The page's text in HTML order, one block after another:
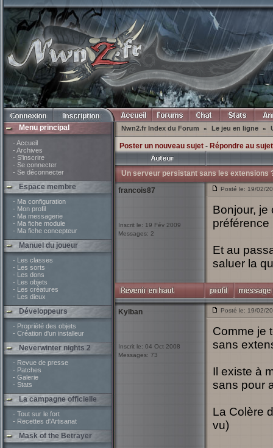
Menu principal
- Accueil
- Archives
- S'inscrire
- Se connecter
- Se déconnecter
Espace membre
- Ma configuration
- Mon profil
- Ma messagerie
- Ma fiche module
- Ma fiche concepteur
Manuel du joueur
- Les classes
- Les sorts
- Les dons
- Les objets
- Les créatures
- Les dieux
Développeurs
- Propriété des objets
- Création d'un installeur
Neverwinter nights 2
- Revue de presse
- Patches
- Galerie
- Stats
La campagne officielle
- Tout sur le fort
- Recettes d'Artisanat
Mask of the Betrayer
Nwn2.fr Index du Forum » Le jeu en ligne »
Poster un nouveau sujet- Répondre au sujet
Un serveur persistant sans les extensions
francois87
Inscrit le: 19 Fév 2009
Messages: 2
Posté le: 19/02/
Bonjour, je
préférence
Et au
saluer la
Kylban
Inscrit le: 04 Oct 2008
Messages: 73
Posté le: 19/02/
Comme je
sans
Il existe à
sans pour
La Colère
vu)